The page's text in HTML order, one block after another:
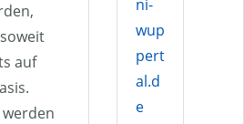
auf
ni-
wup
pert
al.d
e